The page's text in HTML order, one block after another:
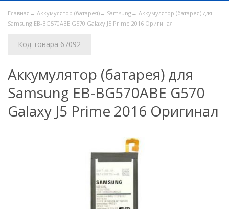
Главная → Аккумулятор (батарея)→ Samsung→ Аккумулятор (батарея) для
Samsung EB-BG570ABE G570 Galaxy J5 Prime 2016 Оригинал
Код товара 67092
Аккумулятор (батарея) для
Samsung EB-BG570ABE G570
Galaxy J5 Prime 2016 Оригинал